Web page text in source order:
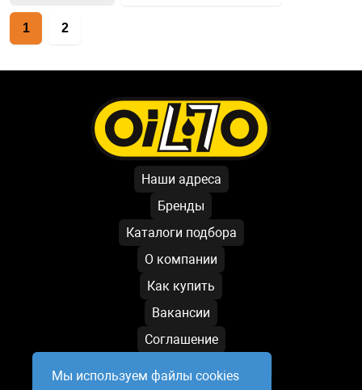
1 2
Наши адреса
Бренды
Каталоги подбора
О компании
Как купить
Вакансии
Соглашение
Условия обработки данных
Мы используем файлы cookies